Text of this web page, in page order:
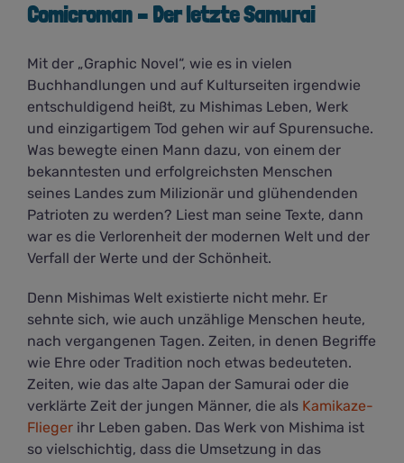
Comicroman – Der letzte Samurai
Mit der „Graphic Novel“, wie es in vielen
Buchhandlungen und auf Kulturseiten irgendwie
entschuldigend heißt, zu Mishimas Leben, Werk
und einzigartigem Tod gehen wir auf Spurensuche.
Was bewegte einen Mann dazu, von einem der
bekanntesten und erfolgreichsten Menschen
seines Landes zum Milizionär und glühendenden
Patrioten zu werden? Liest man seine Texte, dann
war es die Verlorenheit der modernen Welt und der
Verfall der Werte und der Schönheit.
Denn Mishimas Welt existierte nicht mehr. Er
sehnte sich, wie auch unzählige Menschen heute,
nach vergangenen Tagen. Zeiten, in denen Begriffe
wie Ehre oder Tradition noch etwas bedeuteten.
Zeiten, wie das alte Japan der Samurai oder die
verklärte Zeit der jungen Männer, die als Kamikaze-
Flieger ihr Leben gaben. Das Werk von Mishima ist
so vielschichtig, dass die Umsetzung in das